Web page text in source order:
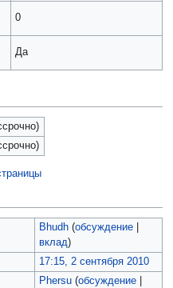
0
Да
Bhudh (обсуждение|
вклад)
17:15, 2 сентября 2010
Phersu (обсуждение|